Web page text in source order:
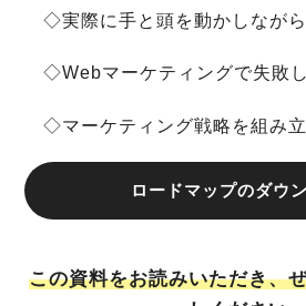
◇実際に手と頭を動かしなが
◇Webマーケティングで失敗
◇マーケティング戦略を組み立
ロードマップのダウ
この資料をお読みいただき、